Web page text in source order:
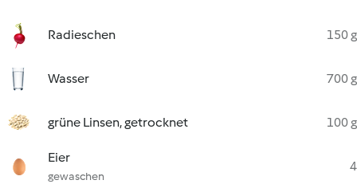
Radieschen 150 g
Wasser 700 g
grüne Linsen, getrocknet 100 g
Eier
gewaschen
4